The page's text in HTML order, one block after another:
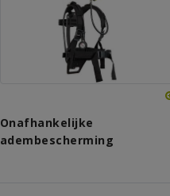
Onafhankelijke
adembescherming